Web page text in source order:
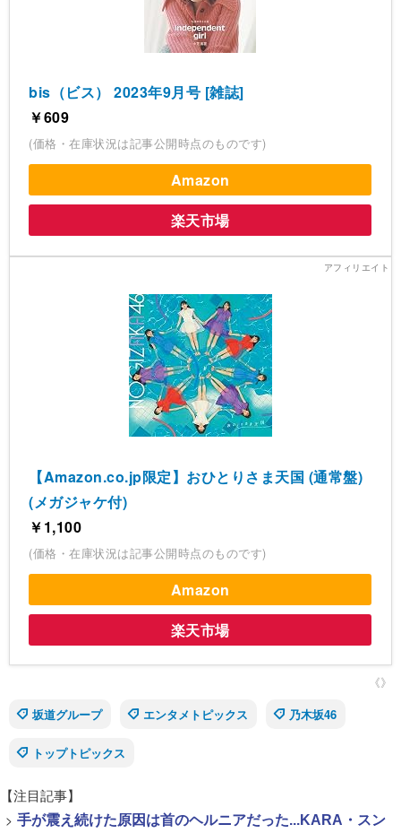
bis（ビス） 2023年9月号 [雑誌]
￥609
(価格・在庫状況は記事公開時点のものです)
Amazon
楽天市場
【Amazon.co.jp限定】おひとりさま天国 (通常盤)
(メガジャケ付)
￥1,100
(価格・在庫状況は記事公開時点のものです)
Amazon
楽天市場
《》
坂道グループ
エンタメトピックス 乃木坂46
トップトピックス
【注目記事】
> 手が震え続けた原因は首のヘルニアだった...KARA・スン